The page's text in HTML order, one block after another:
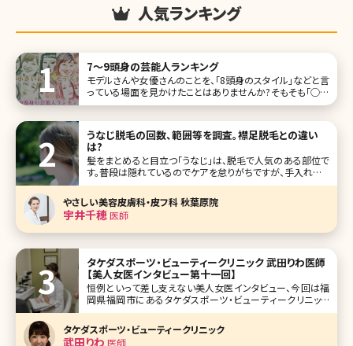
人気ランキング
7〜9頭身の芸能人ランキング
モデルさんや女優さんのことを、「8頭身のスタイル」などと言
っている場面を見かけたことはありませんか?そもそも「◯頭
身」とは、顔の大きさと身長のバランスを表したもので、丸に
ということはそれだけ顔が小さいということ。顔を小さくして
8頭身に近
うなじ脱毛の回数、範囲等を調査。襟足脱毛との違い
は?
髪をまとめると目立つ「うなじ」は、脱毛で人気のある部位で
す。普段は隠れているのでケアを怠りがちですが、手入れをし
ている人としていない人の差がはっきりと出るパーツでもあ
ります。ここでは、うなじ脱毛のメリットとデメリット、料金、回
数、自己処理の方法、襟足脱毛との違い、気になる範囲など
について解説していき
やさしい美容皮膚科・皮フ科 秋葉原院
宇井千穂医師
タケダスポーツ・ビューティークリニック 武田りわ医師
【美人女医インタビュー第十一回】
恒例といって差し支えない美人女医インタビュー、今回は福
岡県福岡市にあるタケダスポーツ・ビューティークリニック
の皮膚科・美容皮膚科部門の院長である武田りわ先生です。
美容皮膚科を通して、肌のことだけでなく、女性の生き方自
体をサポートしようとする姿勢が強く見えたインタビューでし
タケダスポーツ・ビューティークリニック
武田りわ 医師